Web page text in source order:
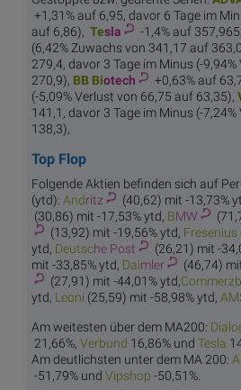
+1,31% auf 6,95, davor 6 Tage im
auf 6,86), Tesla
-1,4% auf
(6,42% Zuwachs von 341,17 auf
279,4, davor 3 Tage im Minus (-
270,9), BB Biotech
+0,63% auf
(-5,09% Verlust von 66,75 auf 63,35),
141,1, davor 3 Tage im Minus (-
138,3),
Top Flop
Folgende Aktien befinden sich auf
(ytd): Andritz (40,62) mit -13,73%
(30,86) mit -17,53% ytd, BMW
(13,92) mit -19,56% ytd, Fresenius
ytd, Deutsche Post (26,21) mit -
mit -33,85% ytd, Daimler (46,74)
(27,91) mit -44,01% ytd,Comme
ytd, Leoni (25,59) mit -58,98% ytd, A
Am weitesten über dem MA200:
21,66%, Verbund 16,86% und Tesla
Am deutlichsten unter dem MA 200: A
-51,79% und Vipshop -50,51%.